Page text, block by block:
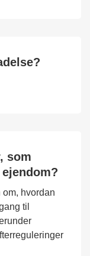
som
hvordan
til